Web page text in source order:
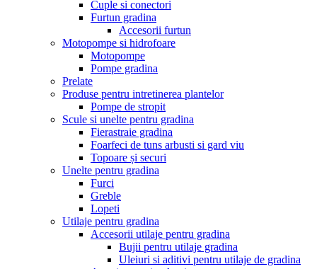
Cuple si conectori
Furtun gradina
Accesorii furtun
Motopompe si hidrofoare
Motopompe
Pompe gradina
Prelate
Produse pentru intretinerea plantelor
Pompe de stropit
Scule si unelte pentru gradina
Fierastraie gradina
Foarfeci de tuns arbusti si gard viu
Topoare și securi
Unelte pentru gradina
Furci
Greble
Lopeti
Utilaje pentru gradina
Accesorii utilaje pentru gradina
Bujii pentru utilaje gradina
Uleiuri si aditivi pentru utilaje de gradina